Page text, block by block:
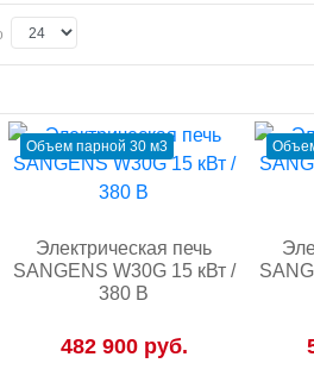
Объем парной 30 м3
Электрическая печь
SANGENS W30G 15 кВт /
380 В
482 900 руб.